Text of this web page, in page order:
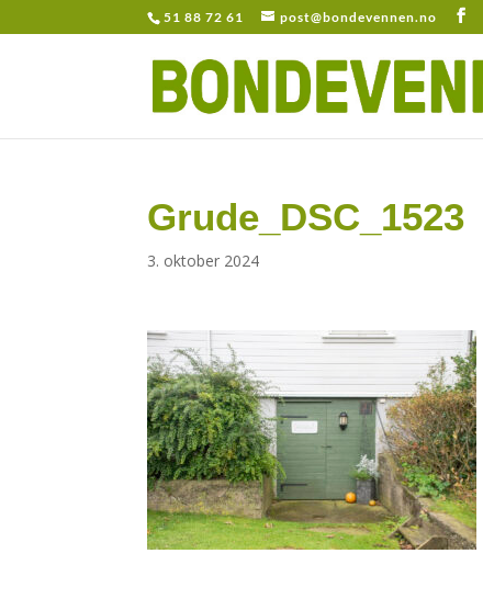
51 88 72 61 post@bondevennen.no
Grude_DSC_1523
3. oktober 2024